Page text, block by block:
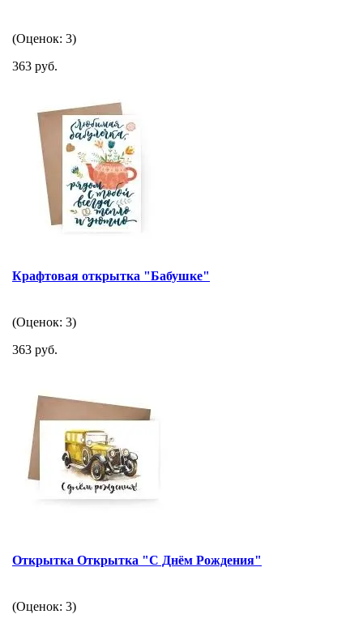
(Оценок: 3)
363 руб.
Крафтовая открытка "Бабушке"
(Оценок: 3)
363 руб.
Открытка Открытка "С Днём Рождения"
(Оценок: 3)